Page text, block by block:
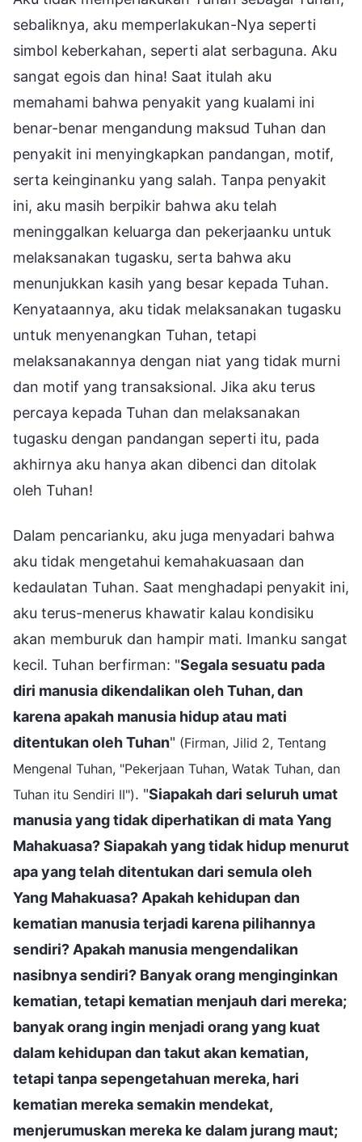
sebaliknya, aku memperlakukan-Nya seperti
simbol keberkahan, seperti alat serbaguna. Aku
sangat egois dan hina! Saat itulah aku
memahami bahwa penyakit yang kualami ini
benar-benar mengandung maksud Tuhan dan
penyakit ini menyingkapkan pandangan, motif,
serta keinginanku yang salah. Tanpa penyakit
ini, aku masih berpikir bahwa aku telah
meninggalkan keluarga dan pekerjaanku untuk
melaksanakan tugasku, serta bahwa aku
menunjukkan kasih yang besar kepada Tuhan.
Kenyataannya, aku tidak melaksanakan tugasku
untuk menyenangkan Tuhan, tetapi
melaksanakannya dengan niat yang tidak murni
dan motif yang transaksional. Jika aku terus
percaya kepada Tuhan dan melaksanakan
tugasku dengan pandangan seperti itu, pada
akhirnya aku hanya akan dibenci dan ditolak
oleh Tuhan!
Dalam pencarianku, aku juga menyadari bahwa
aku tidak mengetahui kemahakuasaan dan
kedaulatan Tuhan. Saat menghadapi penyakit ini,
aku terus-menerus khawatir kalau kondisiku
akan memburuk dan hampir mati. Imanku sangat
kecil. Tuhan berfirman: "Segala sesuatu pada
diri manusia dikendalikan oleh Tuhan, dan
karena apakah manusia hidup atau mati
ditentukan oleh Tuhan" (Firman, Jilid 2, Tentang
Mengenal Tuhan, "Pekerjaan Tuhan, Watak Tuhan, dan
Tuhan itu Sendiri II"). "Siapakah dari seluruh umat
manusia yang tidak diperhatikan di mata Yang
Mahakuasa? Siapakah yang tidak hidup menurut
apa yang telah ditentukan dari semula oleh
Yang Mahakuasa? Apakah kehidupan dan
kematian manusia terjadi karena pilihannya
sendiri? Apakah manusia mengendalikan
nasibnya sendiri? Banyak orang menginginkan
kematian, tetapi kematian menjauh dari mereka;
banyak orang ingin menjadi orang yang kuat
dalam kehidupan dan takut akan kematian,
tetapi tanpa sepengetahuan mereka, hari
kematian mereka semakin mendekat,
menjerumuskan mereka ke dalam jurang maut;